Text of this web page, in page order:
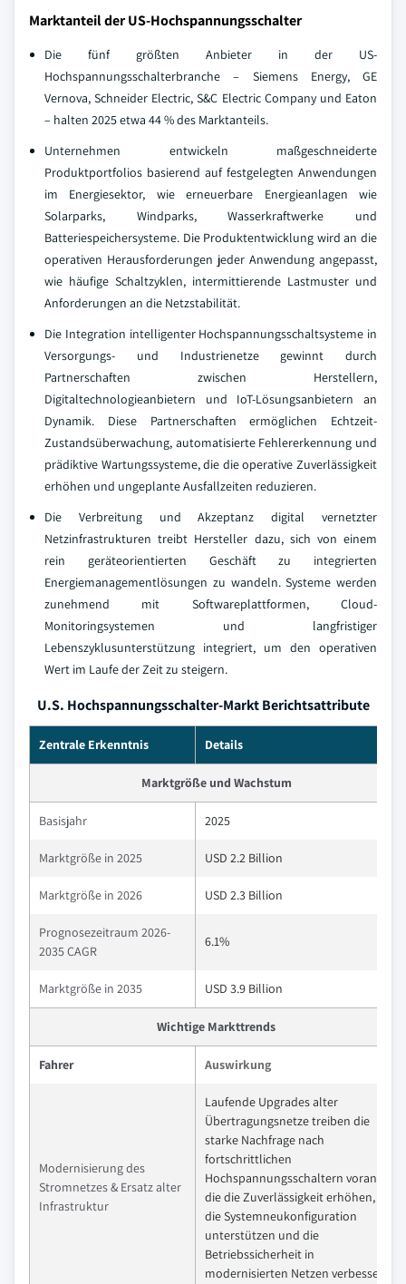
Marktanteil der US-Hochspannungsschalter
Die fünf größten Anbieter in der US-
Hochspannungsschalterbranche – Siemens Energy, GE
Vernova, Schneider Electric, S&C Electric Company und Eaton
– halten 2025 etwa 44 % des Marktanteils.
Unternehmen entwickeln maßgeschneiderte
Produktportfolios basierend auf festgelegten Anwendungen
im Energiesektor, wie erneuerbare Energieanlagen wie
Solarparks, Windparks, Wasserkraftwerke und
Batteriespeichersysteme. Die Produktentwicklung wird an die
operativen Herausforderungen jeder Anwendung angepasst,
wie häufige Schaltzyklen, intermittierende Lastmuster und
Anforderungen an die Netzstabilität.
Die Integration intelligenter Hochspannungsschaltsysteme in
Versorgungs- und Industrienetze gewinnt durch
Partnerschaften zwischen Herstellern,
Digitaltechnologieanbietern und IoT-Lösungsanbietern an
Dynamik. Diese Partnerschaften ermöglichen Echtzeit-
Zustandsüberwachung, automatisierte Fehlererkennung und
prädiktive Wartungssysteme, die die operative Zuverlässigkeit
erhöhen und ungeplante Ausfallzeiten reduzieren.
Die Verbreitung und Akzeptanz digital vernetzter
Netzinfrastrukturen treibt Hersteller dazu, sich von einem
rein geräteorientierten Geschäft zu integrierten
Energiemanagementlösungen zu wandeln. Systeme werden
zunehmend mit Softwareplattformen, Cloud-
Monitoringsystemen und langfristiger
Lebenszyklusunterstützung integriert, um den operativen
Wert im Laufe der Zeit zu steigern.
U.S. Hochspannungsschalter-Markt Berichtsattribute
Zentrale Erkenntnis Details
Marktgröße und Wachstum
Basisjahr 2025
Marktgröße in 2025 USD 2.2 Billion
Marktgröße in 2026 USD 2.3 Billion
Prognosezeitraum 2026-
2035 CAGR
6.1%
Marktgröße in 2035 USD 3.9 Billion
Wichtige Markttrends
Fahrer Auswirkung
Modernisierung des
Stromnetzes & Ersatz alter
Infrastruktur
Laufende Upgrades alter
Übertragungsnetze treiben die
starke Nachfrage nach
fortschrittlichen
Hochspannungsschaltern voran,
die die Zuverlässigkeit erhöhen,
die Systemneukonfiguration
unterstützen und die
Betriebssicherheit in
modernisierten Netzen verbessern.